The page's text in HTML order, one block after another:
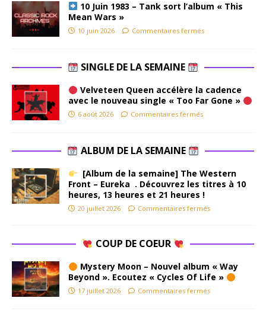
10 Juin 1983 – Tank sort l’album « This
Mean Wars »
10 juin 2026 Commentaires fermés
SINGLE DE LA SEMAINE
Velveteen Queen accélère la cadence
avec le nouveau single « Too Far Gone »
6 août 2026 Commentaires fermés
ALBUM DE LA SEMAINE
[Album de la semaine] The Western
Front – Eureka . Découvrez les titres à 10
heures, 13 heures et 21 heures !
20 juillet 2026 Commentaires fermés
COUP DE COEUR
Mystery Moon – Nouvel album « Way
Beyond ». Ecoutez « Cycles Of Life »
17 juillet 2026 Commentaires fermés